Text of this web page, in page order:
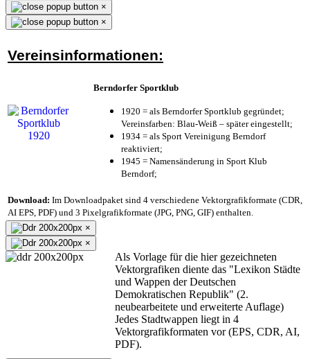
×
×
Vereinsinformationen:
Berndorfer Sportklub
1920 = als Berndorfer Sportklub gegründet;
Vereinsfarben: Blau-Weiß – später eingestellt;
1934 = als Sport Vereinigung Berndorf
reaktiviert;
1945 = Namensänderung in Sport Klub
Berndorf;
Download: Im Downloadpaket sind 4 verschiedene Vektorgrafikformate (CDR,
AI EPS, PDF) und 3 Pixelgrafikformate (JPG, PNG, GIF) enthalten.
×
×
Als Vorlage für die hier gezeichneten
Vektorgrafiken diente das "Lexikon Städte
und Wappen der Deutschen
Demokratischen Republik" (2.
neubearbeitete und erweiterte Auflage)
Jedes Stadtwappen liegt in 4
Vektorgrafikformaten vor (EPS, CDR, AI,
PDF).